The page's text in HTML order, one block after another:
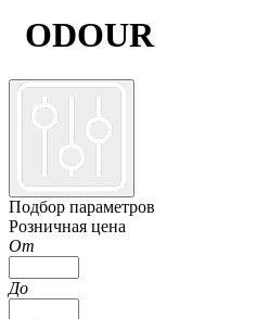
ODOUR
Подбор параметров
Розничная цена
От
До